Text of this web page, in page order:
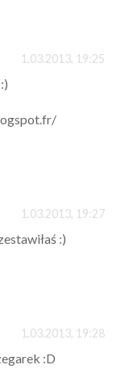
1.03.2013, 19:25
1.03.2013, 19:27
:)
1.03.2013, 19:28
:D